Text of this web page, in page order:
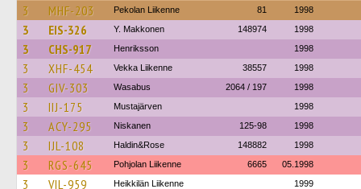
3 MHF-203 Pekolan Liikenne 81 1998
3 EIS-326 Y. Makkonen 148974 1998
3 CHS-917 Henriksson 1998
3 XHF-454 Vekka Liikenne 38557 1998
3 GIV-303 Wasabus 2064 / 197 1998
3 IIJ-175 Mustajärven 1998
3 ACY-295 Niskanen 125-98 1998
3 IJL-108 Haldin&Rose 148882 1998
3 RGS-645 Pohjolan Liikenne 6665 05.1998
3 VIL-959 Heikkilän Liikenne 1999